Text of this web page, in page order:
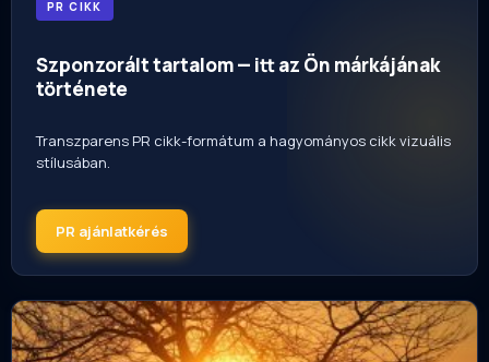
PR CIKK
Szponzorált tartalom — itt az Ön márkájának
története
Transzparens PR cikk-formátum a hagyományos cikk vizuális
stílusában.
PR ajánlatkérés